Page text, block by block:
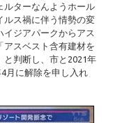
ルターなんようホール
ルス禍に伴う情勢の変
ジアパークからアス
アスベスト含有建材を
と判断し、市と2021年
月に解除を申し入れ